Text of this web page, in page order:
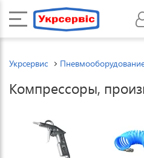
Укрсервис
Компрессоры,